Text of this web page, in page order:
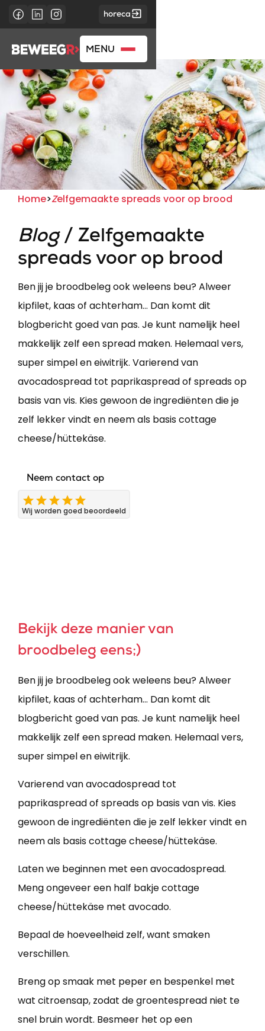
horeca
MENU
Home>Zelfgemaakte spreads voor op brood
Blog/ Zelfgemaakte
spreads voor op brood
Ben jij je broodbeleg ook weleens beu? Alweer
kipfilet, kaas of achterham... Dan komt dit
blogbericht goed van pas. Je kunt namelijk heel
makkelijk zelf een spread maken. Helemaal vers,
super simpel en eiwitrijk. Varierend van
avocadospread tot paprikaspread of spreads op
basis van vis. Kies gewoon de ingrediënten die je
zelf lekker vindt en neem als basis cottage
cheese/hüttekäse.
Neem contact op
Wij worden goed beoordeeld
Bekijk deze manier van
broodbeleg eens;)
Ben jij je broodbeleg ook weleens beu? Alweer
kipfilet, kaas of achterham... Dan komt dit
blogbericht goed van pas. Je kunt namelijk heel
makkelijk zelf een spread maken. Helemaal vers,
super simpel en eiwitrijk.
Varierend van avocadospread tot
paprikaspread of spreads op basis van vis. Kies
gewoon de ingrediënten die je zelf lekker vindt en
neem als basis cottage cheese/hüttekäse.
Laten we beginnen met een avocadospread.
Meng ongeveer een half bakje cottage
cheese/hüttekäse met avocado.
Bepaal de hoeveelheid zelf, want smaken
verschillen.
Breng op smaak met peper en bespenkel met
wat citroensap, zodat de groentespread niet te
snel bruin wordt. Besmeer het op een